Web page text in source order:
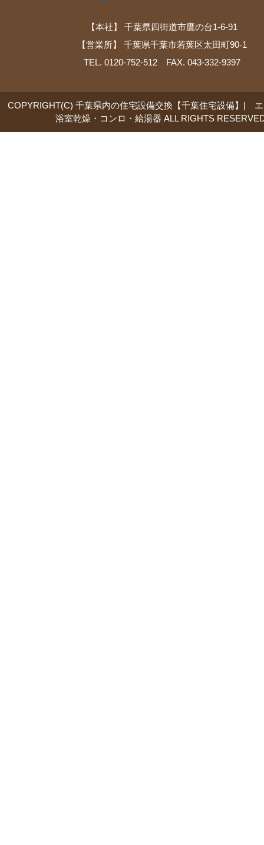
【本社】 千葉県四街道市鷹の台1-6-91
【営業所】 千葉県千葉市若葉区太田町90-1
TEL. 0120-752-512 FAX. 043-332-9397
COPYRIGHT(C) 千葉県内の住宅設備交換【千葉住宅設備】|
浴室乾燥・コンロ・給湯器 ALL RIGHTS